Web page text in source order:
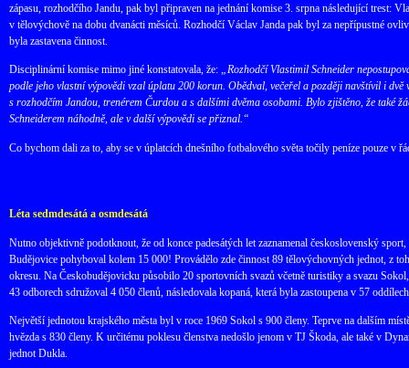
zápasu, rozhodčího Jandu, pak byl připraven na jednání komise 3. srpna následující trest:
v tělovýchově na dobu dvanácti měsíců. Rozhodčí Václav Janda pak byl za nepřípustné
byla zastavena činnost.
Disciplinární komise mimo jiné konstatovala, že: „Rozhodčí Vlastimil Schneider
podle jeho vlastní výpovědi vzal úplatu 200 korun. Obědval, večeřel a později navštívil i
s rozhodčím Jandou, trenérem Čurdou a s dalšími dvěma osobami. Bylo zjištěno, že také
Schneiderem náhodně, ale v další výpovědi se přiznal.“
Co bychom dali za to, aby se v úplatcích dnešního fotbalového světa točily peníze pouze v
Léta sedmdesátá a osmdesátá
Nutno objektivně podotknout, že od konce padesátých let zaznamenal československý
Budějovice pohyboval kolem 15 000! Provádělo zde činnost 89 tělovýchovných jednot, z
okresu. Na Českobudějovicku působilo 20 sportovních svazů včetně turistiky a svazu
43 odborech sdružoval 4 050 členů, následovala kopaná, která byla zastoupena v 57
Největší jednotou krajského města byl v roce 1969 Sokol s 900 členy. Teprve na dalším
hvězda s 830 členy. K určitému poklesu členstva nedošlo jenom v TJ Škoda, ale také v
jednot Dukla.